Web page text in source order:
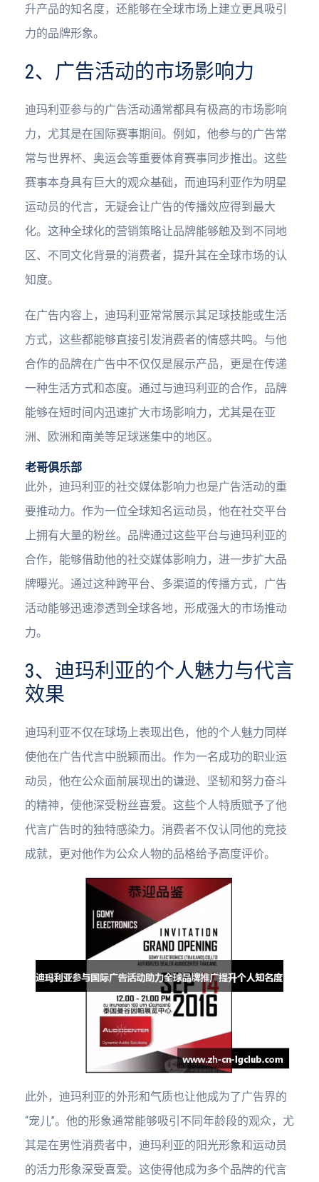
升产品的知名度，还能够在全球市场上建立更具吸引
力的品牌形象。
2、广告活动的市场影响力
迪玛利亚参与的广告活动通常都具有极高的市场影响
力，尤其是在国际赛事期间。例如，他参与的广告常
常与世界杯、奥运会等重要体育赛事同步推出。这些
赛事本身具有巨大的观众基础，而迪玛利亚作为明星
运动员的代言，无疑会让广告的传播效应得到最大
化。这种全球化的营销策略让品牌能够触及到不同地
区、不同文化背景的消费者，提升其在全球市场的认
知度。
在广告内容上，迪玛利亚常常展示其足球技能或生活
方式，这些都能够直接引发消费者的情感共鸣。与他
合作的品牌在广告中不仅仅是展示产品，更是在传递
一种生活方式和态度。通过与迪玛利亚的合作，品牌
能够在短时间内迅速扩大市场影响力，尤其是在亚
洲、欧洲和南美等足球迷集中的地区。
老哥俱乐部
此外，迪玛利亚的社交媒体影响力也是广告活动的重
要推动力。作为一位全球知名运动员，他在社交平台
上拥有大量的粉丝。品牌通过这些平台与迪玛利亚的
合作，能够借助他的社交媒体影响力，进一步扩大品
牌曝光。通过这种跨平台、多渠道的传播方式，广告
活动能够迅速渗透到全球各地，形成强大的市场推动
力。
3、迪玛利亚的个人魅力与代言
效果
迪玛利亚不仅在球场上表现出色，他的个人魅力同样
使他在广告代言中脱颖而出。作为一名成功的职业运
动员，他在公众面前展现出的谦逊、坚韧和努力奋斗
的精神，使他深受粉丝喜爱。这些个人特质赋予了他
代言广告时的独特感染力。消费者不仅认同他的竞技
成就，更对他作为公众人物的品格给予高度评价。
此外，迪玛利亚的外形和气质也让他成为了广告界的
“宠儿”。他的形象通常能够吸引不同年龄段的观众，尤
其是在男性消费者中，迪玛利亚的阳光形象和运动员
的活力形象深受喜爱。这使得他成为多个品牌的代言